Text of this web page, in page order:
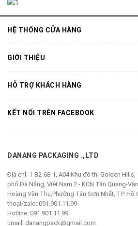
HỆ THỐNG CỬA HÀNG
GIỚI THIỆU
HỖ TRỢ KHÁCH HÀNG
KẾT NỐI TRÊN FACEBOOK
DANANG PACKAGING .,LTD
Địa chỉ: 1-B2-68-1, A04 Khu đô thị Golden
phố Đà Nẵng, Việt Nam 2.- KCN Tân Quang-
Hoàng Văn Thụ,Phường Tân Sơn Nhất, TP.
thoại/zalo: 091.901.11.99
Hotline: 091.901.11.99
Email: danangpack@gmail.com